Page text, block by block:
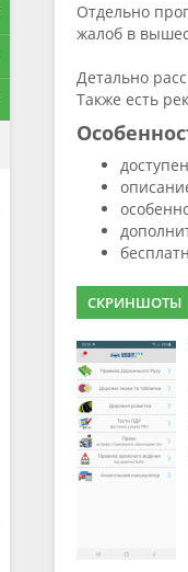
Отдельно
жалоб в
Детально
Также есть
СКРИНШОТЫ